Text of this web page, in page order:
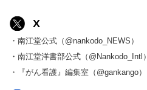
X
・南江堂公式（@nankodo_NEWS）
・南江堂洋書部公式（@Nankodo_Intl）
・『がん看護』編集室（@gankango）